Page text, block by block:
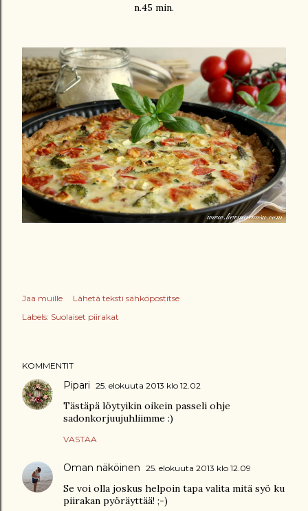
n.45 min.
Jaa muille
Lähetä teksti sähköpostitse
Labels: Suolaiset piirakat
KOMMENTIT
Pipari 25. elokuuta 2013 klo 12.02
Tästäpä löytyikin oikein passeli ohje
sadonkorjuujuhliimme :)
VASTAA
Oman näköinen 25. elokuuta 2013 klo 12.09
Se voi olla joskus helpoin tapa valita mitä syö ku
piirakan pyöräyttää! ;-)